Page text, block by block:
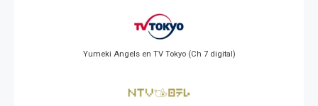
Yumeki Angels en TV Tokyo (Ch 7 digital)